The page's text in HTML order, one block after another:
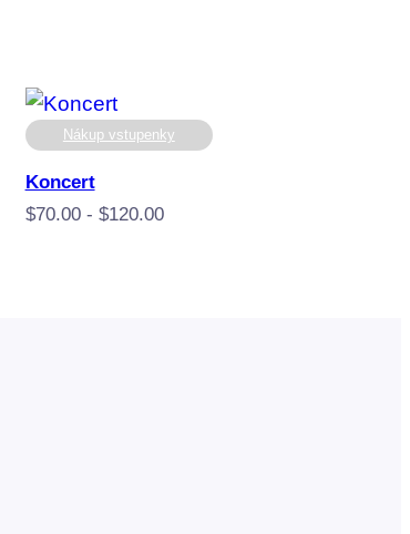
Nákup vstupenky
Koncert
$70.00 - $120.00Rozpětí